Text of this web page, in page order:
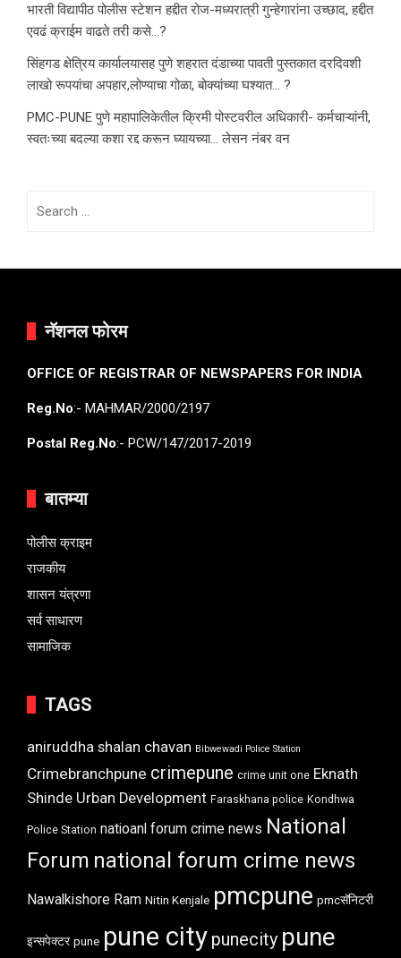
भारती विद्यापीठ पोलीस स्टेशन हद्दीत रोज-मध्यरात्री गुन्हेगारांना उच्छाद, हद्दीत
एवढं क्राईम वाढते तरी कसे…?
सिंहगड क्षेत्रिय कार्यालयासह पुणे शहरात दंडाच्या पावती पुस्तकात दरदिवशी
लाखो रूपयांचा अपहार,लोण्याचा गोळा, बोक्यांच्या घश्यात… ?
PMC-PUNE पुणे महापालिकेतील क्रिमी पोस्टवरील अधिकारी- कर्मचाऱ्यांनी,
स्वतःच्या बदल्या कशा रद्द करून घ्यायच्या… लेसन नंबर वन
नॅशनल फोरम
OFFICE OF REGISTRAR OF NEWSPAPERS FOR INDIA
Reg.No:- MAHMAR/2000/2197
Postal Reg.No:- PCW/147/2017-2019
बातम्या
पोलीस क्राइम
राजकीय
शासन यंत्रणा
सर्व साधारण
सामाजिक
TAGS
aniruddha shalan chavan Bibwewadi Police Station
Crimebranchpune crimepune crime unit one Eknath
Shinde Urban Development Faraskhana police Kondhwa
Police Station natioanl forum crime news National
Forum national forum crime news
Nawalkishore Ram Nitin Kenjale pmcpune pmcसॅनिटरी
इन्सपेक्टर pune pune city punecity pune